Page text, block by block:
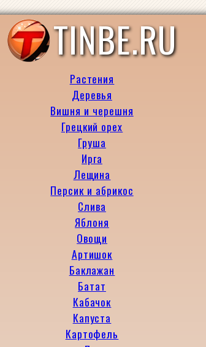
TINBE.RU
Растения
Деревья
Вишня и черешня
Грецкий орех
Груша
Ирга
Лещина
Персик и абрикос
Слива
Яблоня
Овощи
Артишок
Баклажан
Батат
Кабачок
Капуста
Картофель